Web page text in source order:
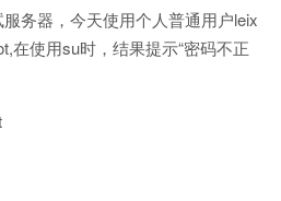
务器，今天使用个人普通用户leix
在使用su时，结果提示“密码不正